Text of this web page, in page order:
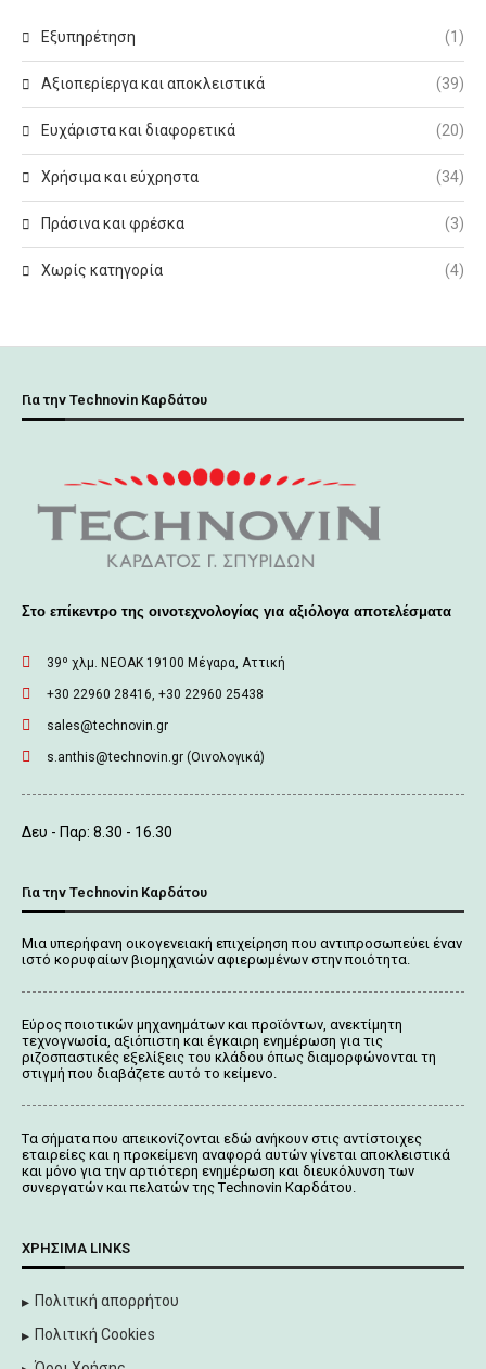
Εξυπηρέτηση (1)
Αξιοπερίεργα και αποκλειστικά (39)
Ευχάριστα και διαφορετικά (20)
Χρήσιμα και εύχρηστα (34)
Πράσινα και φρέσκα (3)
Χωρίς κατηγορία (4)
Για την Technovin Καρδάτου
Στο επίκεντρο της οινοτεχνολογίας για αξιόλογα αποτελέσματα
39º χλμ. ΝΕΟΑΚ 19100 Mέγαρα, Αττική
+30 22960 28416, +30 22960 25438
sales@technovin.gr
s.anthis@technovin.gr (Οινολογικά)
Δευ - Παρ: 8.30 - 16.30
Για την Technovin Καρδάτου
Μια υπερήφανη οικογενειακή επιχείρηση που αντιπροσωπεύει έναν
ιστό κορυφαίων βιομηχανιών αφιερωμένων στην ποιότητα.
Εύρος ποιοτικών μηχανημάτων και προϊόντων, ανεκτίμητη
τεχνογνωσία, αξιόπιστη και έγκαιρη ενημέρωση για τις
ριζοσπαστικές εξελίξεις του κλάδου όπως διαμορφώνονται τη
στιγμή που διαβάζετε αυτό το κείμενο.
Tα σήματα που απεικονίζονται εδώ ανήκουν στις αντίστοιχες
εταιρείες και η προκείμενη αναφορά αυτών γίνεται αποκλειστικά
και μόνο για την αρτιότερη ενημέρωση και διευκόλυνση των
συνεργατών και πελατών της Τechnovin Kαρδάτου.
ΧΡΉΣΙΜΑ LINKS
Πολιτική απορρήτου
Πολιτική Cookies